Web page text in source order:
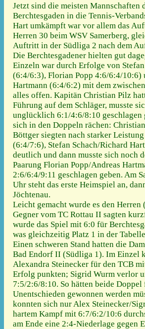
Jetzt sind die meisten Mannschaften
Berchtesgaden in die Tennis-
Hart umkämpft war vor allem das
Herren 30 beim WSV Samerberg,
Auftritt in der Südliga 2 nach dem
Die Berchtesgadener hielten gut
Einzeln war durch Erfolge von
(6:4/6:3), Florian Popp 4:6/6:4/10:6)
Hartmann (6:4/6:2) mit dem
alles offen. Kapitän Christian Pilz
Führung auf dem Schläger, musste
unglücklich 6:1/4:6/8:10 geschlagen
sich in den Doppeln rächen:
Böttger siegten nach starker
(6:4/7:6), Stefan Schach/Richard
deutlich und dann musste sich noch
Paarung Florian Popp/Andreas
2:6/6:4/9:11 geschlagen geben. Am
Uhr steht das erste Heimspiel an,
Jöchtenau.
Leicht gemacht wurde es den
Gegner vom TC Rottau II sagten
wurde das Spiel mit 6:0 für
was gleichzeitig Platz 1 in der
Einen schweren Stand hatten die
Bad Endorf II (Südliga 1). Im Einzel
Alexandra Steinecker für den TCB
Erfolg punkten; Sigrid Wurm verlor
7:5/2:6/8:10. So hätten beide Doppel
Unentschieden gewonnen werden
konnten sich nur Alex Steinecker/
hartem Kampf mit 6:7/6:2/10:6
am Ende eine 2:4-Niederlage gegen